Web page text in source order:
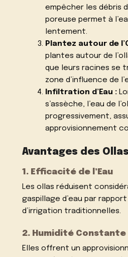
empêcher les débris
poreuse permet à
lentement.
Plantez autour de
plantes autour de
que leurs racines se
zone d’influence de
Infiltration d’Eau :
s’assèche, l’eau de
progressivement,
approvisionnement
Avantages des Ollas
1. Efficacité de l’Eau
Les ollas réduisent
gaspillage d’eau par
d’irrigation traditionnelles.
2. Humidité Constante
Elles offrent un